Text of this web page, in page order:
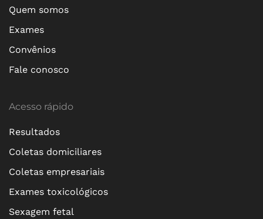
Quem somos
Exames
Convênios
Fale conosco
Acesso rápido
Resultados
Coletas domiciliares
Coletas empresariais
Exames toxicológicos
Sexagem fetal